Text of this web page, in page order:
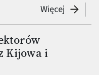
Więcej
Kijowa i